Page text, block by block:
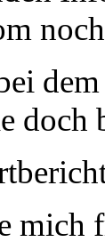
doch
mich